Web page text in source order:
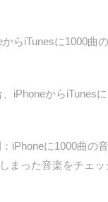
らiTunesに1000曲
iPhoneからiTunes
iPhoneに1000曲の音
った音楽をチェッ